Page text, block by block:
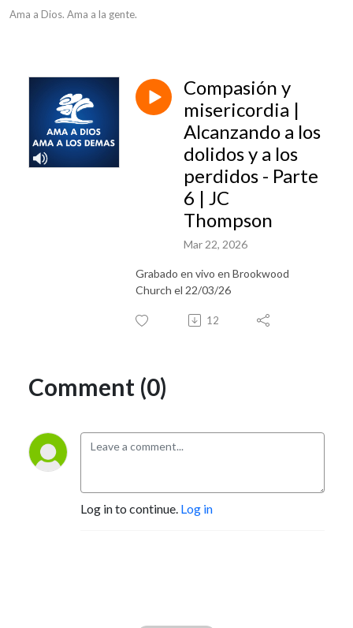
Ama a Dios. Ama a la gente.
Compasión y
misericordia |
Alcanzando a los
dolidos y a los
perdidos - Parte
6 | JC
Thompson
Mar 22, 2026
Grabado en vivo en Brookwood
Church el 22/03/26
12
Comment (0)
Log in to continue. Log in